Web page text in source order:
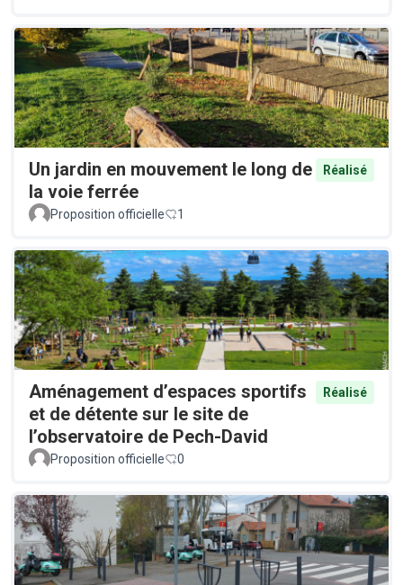
Un jardin en mouvement le long de
la voie ferrée
Réalisé
Proposition officielle 1
Aménagement d’espaces sportifs
et de détente sur le site de
l’observatoire de Pech-David
Réalisé
Proposition officielle 0